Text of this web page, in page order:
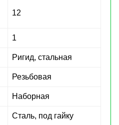
12
1
Ригид, стальная
Резьбовая
Наборная
Сталь, под гайку